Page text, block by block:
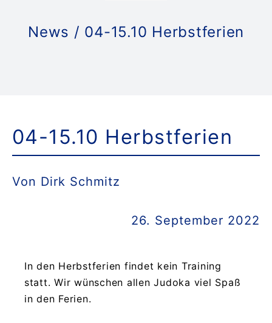
nach:
News / 04-15.10 Herbstferien
04-15.10 Herbstferien
Von Dirk Schmitz
26. September 2022
In den Herbstferien findet kein Training
statt. Wir wünschen allen Judoka viel Spaß
in den Ferien.